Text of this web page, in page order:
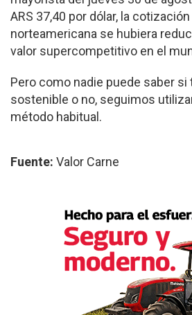
ARS 37,40 por dólar, la
norteamericana se hubiera
valor supercompetitivo en el
Pero como nadie puede saber
sostenible o no, seguimos
método habitual.
Fuente: Valor Carne